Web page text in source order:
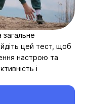
загальне
цей тест, щоб
настрою та
і